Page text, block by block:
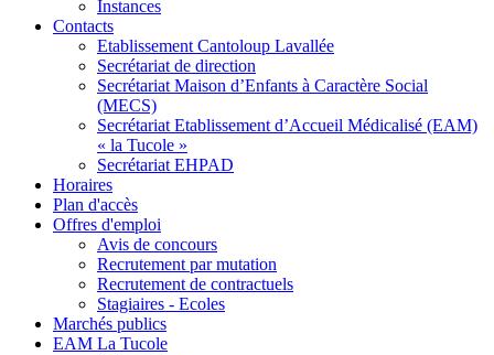
Instances
Contacts
Etablissement Cantoloup Lavallée
Secrétariat de direction
Secrétariat Maison d’Enfants à Caractère Social
(MECS)
Secrétariat Etablissement d’Accueil Médicalisé (EAM)
« la Tucole »
Secrétariat EHPAD
Horaires
Plan d'accès
Offres d'emploi
Avis de concours
Recrutement par mutation
Recrutement de contractuels
Stagiaires - Ecoles
Marchés publics
EAM La Tucole